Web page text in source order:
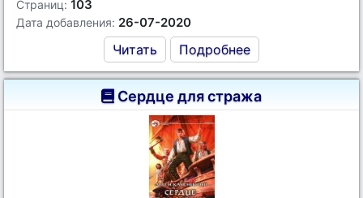
Страниц: 103
Дата добавления: 26-07-2020
Читать Подробнее
Сердце для стража